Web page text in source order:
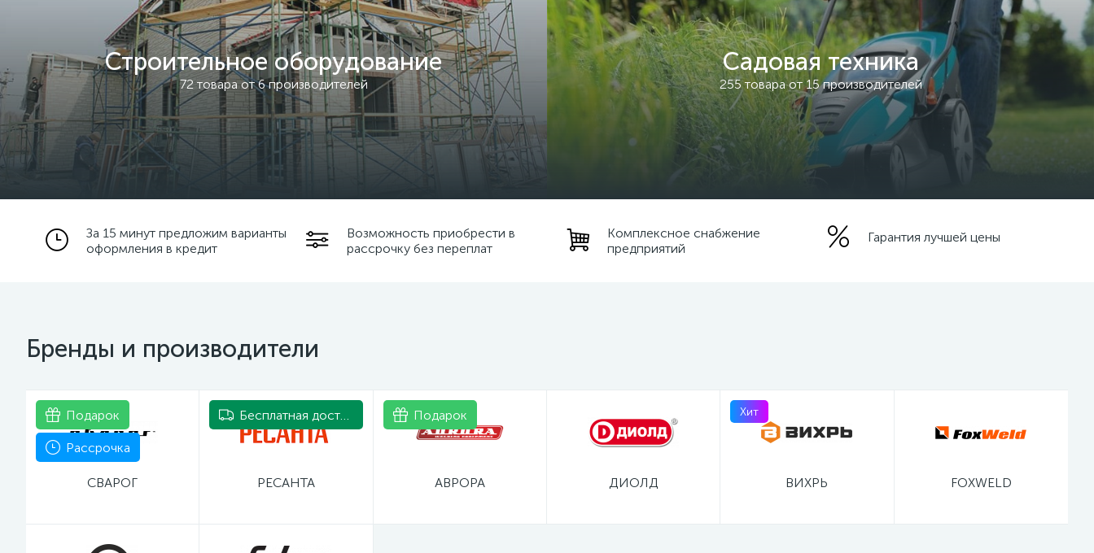
Строительное оборудование
72 товара от 6 производителей
Садовая техника
255 товара от 15 производителей
За 15 минут предложим варианты
оформления в кредит
Возможность приобрести в
рассрочку без переплат
Комплексное снабжение
предприятий
Гарантия лучшей цены
Бренды и производители
Подарок
Рассрочка
СВАРОГ
Бесплатная доставка
РЕСАНТА
Подарок
АВРОРА ДИОЛД
Хит
ВИХРЬ FOXWELD